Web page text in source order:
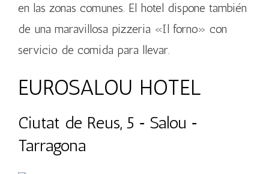
en las zonas comunes. El hotel dispone también
de una maravillosa pizzeria «Il forno» con
servicio de comida para llevar.
EUROSALOU HOTEL
Ciutat de Reus, 5 ‐ Salou ‐
Tarragona